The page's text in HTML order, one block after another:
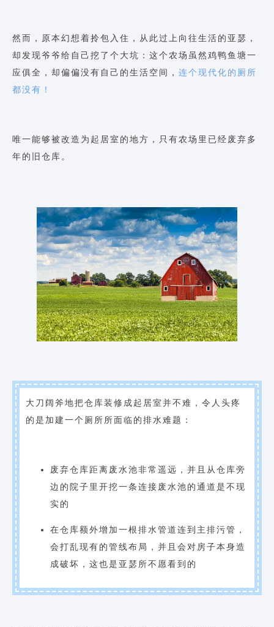
然而，原本幻想着拎包入住，从此过上向往生活的亚瑟，
却发现爷爷给自己挖了个大坑：这个农场虽然鸡鸭鱼塘一
应俱全，却偏偏没有自己的生活空间， 连个现代化的厕所
都没有！
唯一能够被改造为起居室的地方，只有农场里已经废弃多
年的旧仓库。
大刀阔斧地把仓库装修成起居室并不难，令人头疼
的是加建一个厕所所面临的排水难题：
废弃仓库距离废水池非常遥远，并且从仓库旁
边的院子里开挖一条连接废水池的通道是不现
实的
在仓库额外增加一根排水管道连到主排污管，
会打乱现有的管线布局，并且会对房子本身造
成破坏，这也是亚瑟所不愿看到的